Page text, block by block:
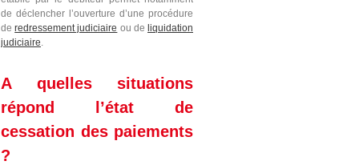
de déclencher l’ouverture d’une procédure
deredressement judiciaire ou de liquidation
judiciaire.
A quelles situations
répond l’état de
cessation des paiements
?